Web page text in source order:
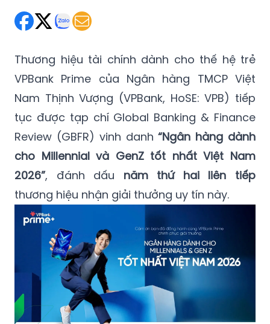
Thương hiệu tài chính dành cho thế hệ trẻ
VPBank Prime của Ngân hàng TMCP Việt
Nam Thịnh Vượng (VPBank, HoSE: VPB) tiếp
tục được tạp chí Global Banking & Finance
Review (GBFR) vinh danh“Ngân hàng dành
cho Millennial và GenZ tốt nhất Việt Nam
2026”, đánh dấu năm thứ hai liên tiếp
thương hiệu nhận giải thưởng uy tín này.